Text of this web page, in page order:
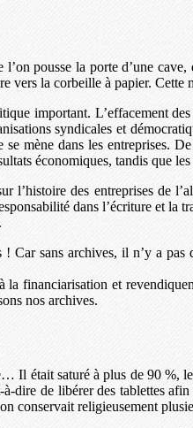
pousse la porte d’une
vers la corbeille à papier.
important. L’effacement
syndicales et
mène dans les entreprises.
économiques, tandis que
des entreprises de
dans l’écriture et la
Car sans archives, il n’y a
financiarisation et
nos archives.
était saturé à plus de 90 %,
dire de libérer des tablettes
conservait religieusement